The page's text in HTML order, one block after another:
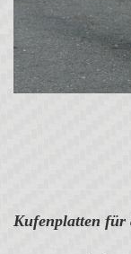
Kufenplatten für